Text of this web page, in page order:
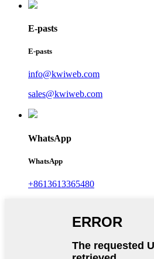
E-pasts
E-pasts
info@kwiweb.com
sales@kwiweb.com
WhatsApp
WhatsApp
+8613613365480